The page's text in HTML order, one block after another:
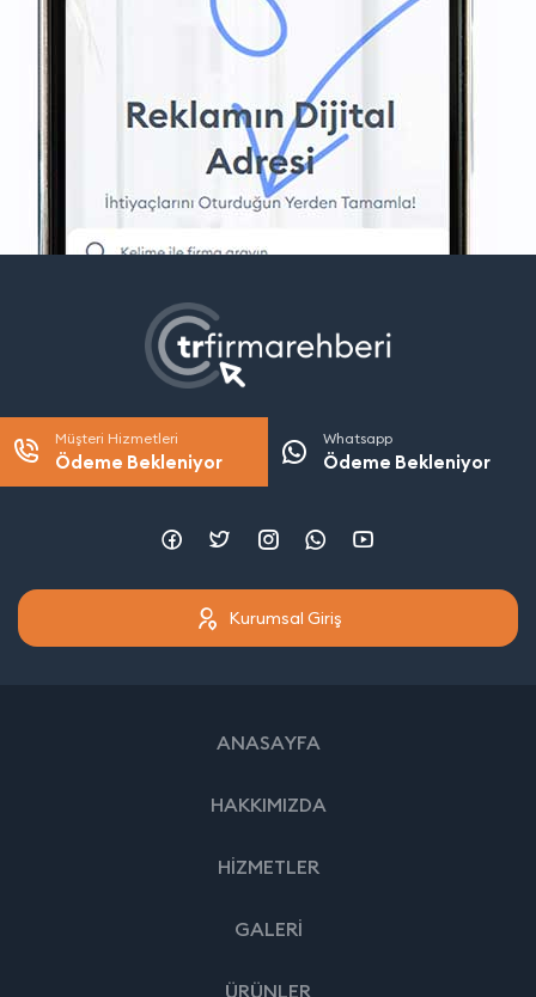
Müşteri Hizmetleri
Ödeme Bekleniyor
Whatsapp
Ödeme Bekleniyor
Kurumsal Giriş
ANASAYFA
HAKKIMIZDA
HİZMETLER
GALERİ
ÜRÜNLER